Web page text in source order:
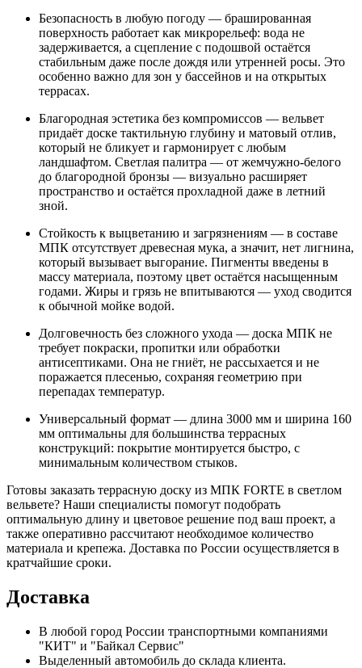
Безопасность в любую погоду — брашированная
поверхность работает как микрорельеф: вода не
задерживается, а сцепление с подошвой остаётся
стабильным даже после дождя или утренней росы. Это
особенно важно для зон у бассейнов и на открытых
террасах.
Благородная эстетика без компромиссов — вельвет
придаёт доске тактильную глубину и матовый отлив,
который не бликует и гармонирует с любым
ландшафтом. Светлая палитра — от жемчужно-белого
до благородной бронзы — визуально расширяет
пространство и остаётся прохладной даже в летний
зной.
Стойкость к выцветанию и загрязнениям — в составе
МПК отсутствует древесная мука, а значит, нет лигнина,
который вызывает выгорание. Пигменты введены в
массу материала, поэтому цвет остаётся насыщенным
годами. Жиры и грязь не впитываются — уход сводится
к обычной мойке водой.
Долговечность без сложного ухода — доска МПК не
требует покраски, пропитки или обработки
антисептиками. Она не гниёт, не рассыхается и не
поражается плесенью, сохраняя геометрию при
перепадах температур.
Универсальный формат — длина 3000 мм и ширина 160
мм оптимальны для большинства террасных
конструкций: покрытие монтируется быстро, с
минимальным количеством стыков.
Готовы заказать террасную доску из МПК FORTE в светлом
вельвете? Наши специалисты помогут подобрать
оптимальную длину и цветовое решение под ваш проект, а
также оперативно рассчитают необходимое количество
материала и крепежа. Доставка по России осуществляется в
кратчайшие сроки.
Доставка
В любой город России транспортными компаниями
"КИТ" и "Байкал Сервис"
Выделенный автомобиль до склада клиента.